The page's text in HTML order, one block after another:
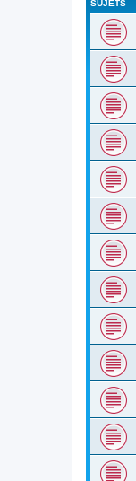
SUJETS